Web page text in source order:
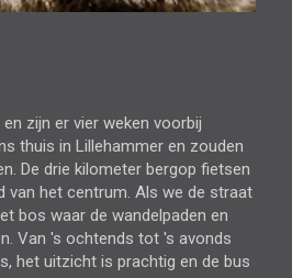
zijn er vier weken voorbij
thuis in Lillehammer en zouden
De drie kilometer bergop fietsen
van het centrum. Als we de straat
bos waar de wandelpaden en
Van 's ochtends tot 's avonds
het uitzicht is prachtig en de bus